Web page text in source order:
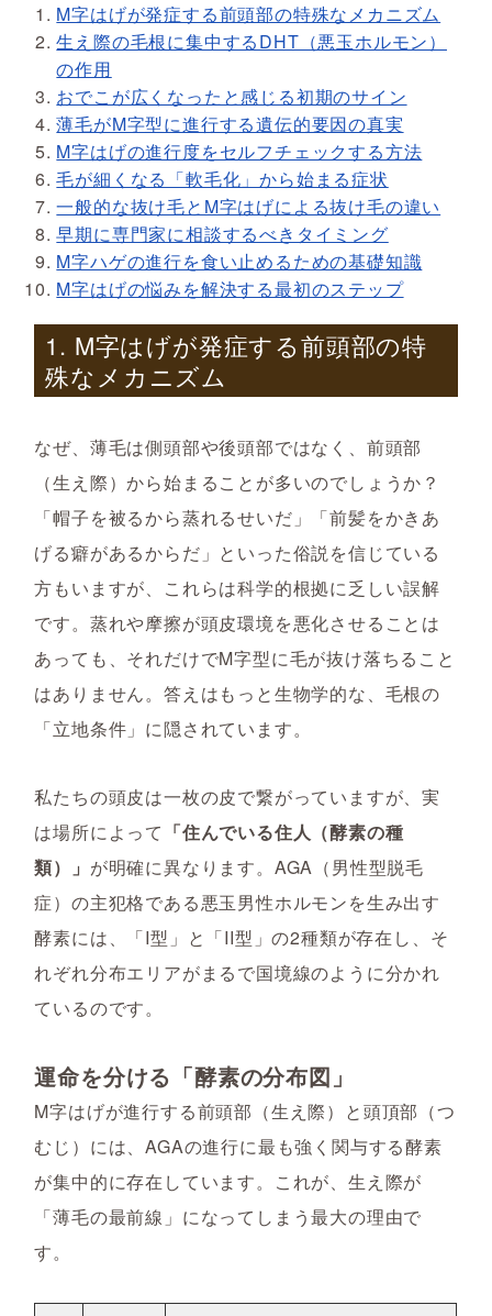
M字はげが発症する前頭部の特殊なメカニズム
生え際の毛根に集中するDHT（悪玉ホルモン）
の作用
おでこが広くなったと感じる初期のサイン
薄毛がM字型に進行する遺伝的要因の真実
M字はげの進行度をセルフチェックする方法
毛が細くなる「軟毛化」から始まる症状
一般的な抜け毛とM字はげによる抜け毛の違い
早期に専門家に相談するべきタイミング
M字ハゲの進行を食い止めるための基礎知識
M字はげの悩みを解決する最初のステップ
1. M字はげが発症する前頭部の特
殊なメカニズム
なぜ、薄毛は側頭部や後頭部ではなく、前頭部
（生え際）から始まることが多いのでしょうか？
「帽子を被るから蒸れるせいだ」「前髪をかきあ
げる癖があるからだ」といった俗説を信じている
方もいますが、これらは科学的根拠に乏しい誤解
です。蒸れや摩擦が頭皮環境を悪化させることは
あっても、それだけでM字型に毛が抜け落ちること
はありません。答えはもっと生物学的な、毛根の
「立地条件」に隠されています。
私たちの頭皮は一枚の皮で繋がっていますが、実
は場所によって 「住んでいる住人（酵素の種
類）」 が明確に異なります。AGA（男性型脱毛
症）の主犯格である悪玉男性ホルモンを生み出す
酵素には、「I型」と「II型」の2種類が存在し、そ
れぞれ分布エリアがまるで国境線のように分かれ
ているのです。
運命を分ける「酵素の分布図」
M字はげが進行する前頭部（生え際）と頭頂部（つ
むじ）には、AGAの進行に最も強く関与する酵素
が集中的に存在しています。これが、生え際が
「薄毛の最前線」になってしまう最大の理由で
す。